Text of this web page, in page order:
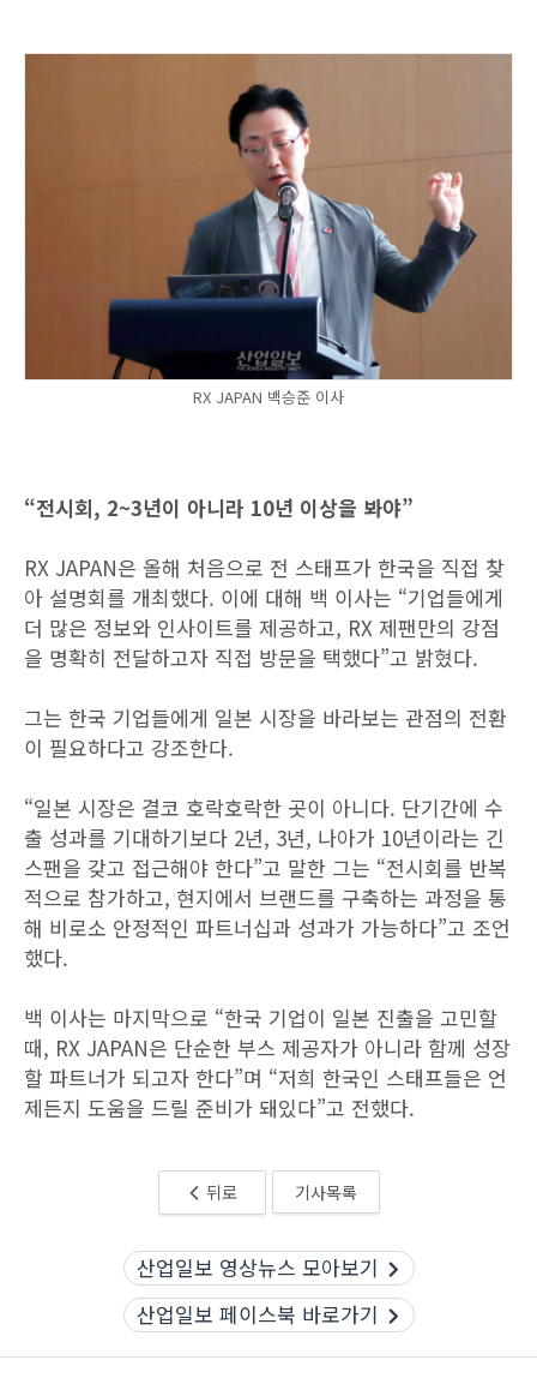
RX JAPAN 백승준 이사
“전시회, 2~3년이 아니라 10년 이상을 봐야”
RX JAPAN은 올해 처음으로 전 스태프가 한국을 직접 찾
아 설명회를 개최했다. 이에 대해 백 이사는 “기업들에게
더 많은 정보와 인사이트를 제공하고, RX 제팬만의 강점
을 명확히 전달하고자 직접 방문을 택했다”고 밝혔다.
그는 한국 기업들에게 일본 시장을 바라보는 관점의 전환
이 필요하다고 강조한다.
“일본 시장은 결코 호락호락한 곳이 아니다. 단기간에 수
출 성과를 기대하기보다 2년, 3년, 나아가 10년이라는 긴
스팬을 갖고 접근해야 한다”고 말한 그는 “전시회를 반복
적으로 참가하고, 현지에서 브랜드를 구축하는 과정을 통
해 비로소 안정적인 파트너십과 성과가 가능하다”고 조언
했다.
백 이사는 마지막으로 “한국 기업이 일본 진출을 고민할
때, RX JAPAN은 단순한 부스 제공자가 아니라 함께 성장
할 파트너가 되고자 한다”며 “저희 한국인 스태프들은 언
제든지 도움을 드릴 준비가 돼있다”고 전했다.
뒤로 기사목록
산업일보 영상뉴스 모아보기
산업일보 페이스북 바로가기